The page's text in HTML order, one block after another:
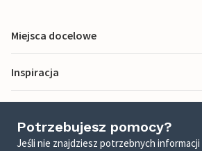
Miejsca docelowe
Inspiracja
Potrzebujesz pomocy?
Jeśli nie znajdziesz potrzebnych